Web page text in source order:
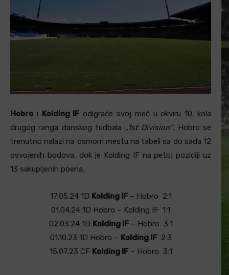
Hobro i Kolding IF odigraće svoj meč u okviru 10. kola
drugog ranga danskog fudbala „1st Division“. Hobro se
trenutno nalazi na osmom mestu na tabeli sa do sada 12
osvojenih bodova, dok je Kolding IF na petoj poziciji uz
13 sakupljenih poena.
17.05.24 1D Kolding IF– Hobro 2:1
01.04.24 1D Hobro – Kolding IF 1:1
02.03.24 1D Kolding IF– Hobro 3:1
01.10.23 1D Hobro – Kolding IF 2:3
15.07.23 CF Kolding IF– Hobro 3:1